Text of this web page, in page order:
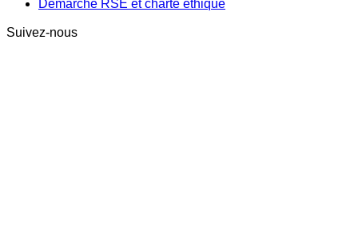
Démarche RSE et charte éthique
Suivez-nous